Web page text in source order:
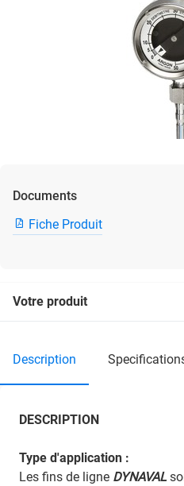
Documents
Fiche Produit
Votre produit
description
DESCRIPTION
Type d'application :
Les fins de ligne DYNAVAL